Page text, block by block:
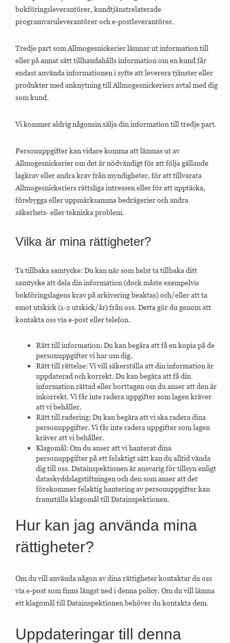
bokföringsleverantörer, kundtjänstrelaterade
programvaruleverantörer och e-postleverantörer.
Tredje part som Allmogesnickerier lämnar ut information till
eller på annat sätt tillhandahålls information om en kund får
endast använda informationen i syfte att leverera tjänster eller
produkter med anknytning till Allmogesnickeriers avtal med dig
som kund.
Vi kommer aldrig någonsin sälja din information till tredje part.
Personuppgifter kan vidare komma att lämnas ut av
Allmogesnickerier om det är nödvändigt för att följa gällande
lagkrav eller andra krav från myndigheter, för att tillvarata
Allmogesnickeriers rättsliga intressen eller för att upptäcka,
förebygga eller uppmärksamma bedrägerier och andra
säkerhets- eller tekniska problem.
Vilka är mina rättigheter?
Ta tillbaka samtycke: Du kan när som helst ta tillbaka ditt
samtycke att dela din information (dock måste exempelvis
bokföringslagens krav på arkivering beaktas) och/eller att ta
emot utskick (1-2 utskick/år) från oss. Detta gör du genom att
kontakta oss via e-post eller telefon.
Rätt till information: Du kan begära att få en kopia på de
personuppgifter vi har om dig.
Rätt till rättelse: Vi vill säkerställa att din information är
uppdaterad och korrekt. Du kan begära att få din
information rättad eller borttagen om du anser att den är
inkorrekt. Vi får inte radera uppgifter som lagen kräver
att vi behåller.
Rätt till radering: Du kan begära att vi ska radera dina
personuppgifter. Vi får inte radera uppgifter som lagen
kräver att vi behåller.
Klagomål: Om du anser att vi hanterat dina
personuppgifter på ett felaktigt sätt kan du alltid vända
dig till oss. Datainspektionen är ansvarig för tillsyn enligt
dataskyddslagstiftningen och den som anser att det
förekommer felaktig hantering av personuppgifter kan
framställa klagomål till Datainspektionen.
Hur kan jag använda mina
rättigheter?
Om du vill använda någon av dina rättigheter kontaktar du oss
via e-post som finns längst ned i denna policy. Om du vill lämna
ett klagomål till Datainspektionen behöver du kontakta dem.
Uppdateringar till denna
cookies är
avgörande för
webbplatsens
grundläggande
funktioner och
webbplatsen
sättet utan
inga personligt
identifierbara
uppgifter.
Statistik
används för att
webbplatsen. Dessa
om mätvärden,
avvisningsfrekvens,
trafikkälla etc.
används för att
förstå och
analysera de
prestandaindexen
på webbplatsen
som hjälper till att
leverera en bättre
användarupplevelse
du nekar dessa
cookies kommer
viss funktionalitet
att försvinna från
hemsidan.
Marknadsföring
cookies används
för att leverera
anpassade
annonser baserat
och analysera
effektiviteten i